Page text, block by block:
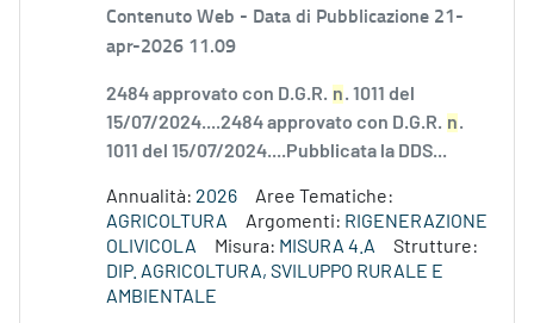
Contenuto Web - Data di Pubblicazione 21-
apr-2026 11.09
2484 approvato con D.G.R. n. 1011 del
15/07/2024....2484 approvato con D.G.R. n.
1011 del 15/07/2024....Pubblicata la DDS...
Annualità: 2026
Aree Tematiche:
AGRICOLTURA
Argomenti: RIGENERAZIONE
OLIVICOLA
Misura: MISURA 4.A
Strutture:
DIP. AGRICOLTURA, SVILUPPO RURALE E
AMBIENTALE